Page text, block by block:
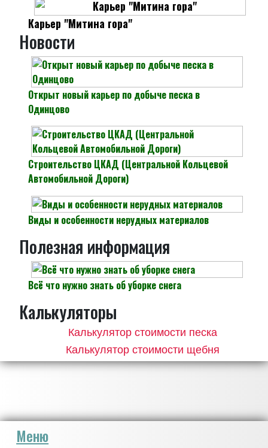
Карьер "Митина гора"
Новости
Открыт новый карьер по добыче песка в
Одинцово
Строительство ЦКАД (Центральной Кольцевой
Автомобильной Дороги)
Виды и особенности нерудных материалов
Полезная информация
Всё что нужно знать об уборке снега
Калькуляторы
Калькулятор стоимости песка
Калькулятор стоимости щебня
Меню